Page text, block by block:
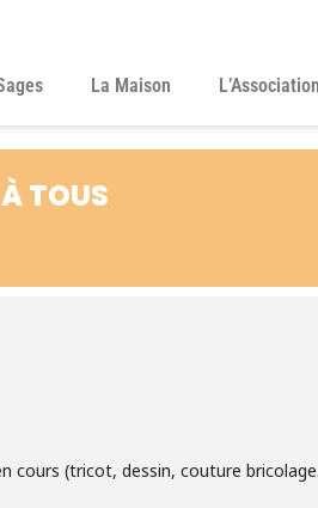
La Maison L’Association
TOUS
(tricot, dessin, couture